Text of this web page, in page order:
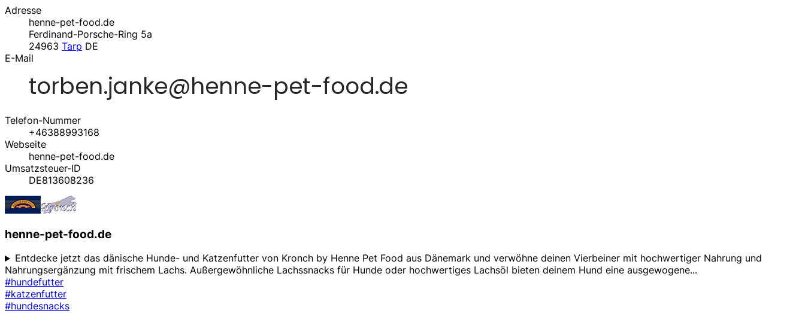
Adresse
henne-pet-food.de
Ferdinand-Porsche-Ring 5a
24963 Tarp DE
E-Mail
Telefon-Nummer
+46388993168
Webseite
henne-pet-food.de
Umsatzsteuer-ID
DE813608236
henne-pet-food.de
Entdecke jetzt das dänische Hunde- und Katzenfutter von Kronch by Henne Pet Food aus Dänemark und verwöhne deinen Vierbeiner mit hochwertiger Nahrung und
Nahrungsergänzung mit frischem Lachs. Außergewöhnliche Lachssnacks für Hunde oder hochwertiges Lachsöl bieten deinem Hund eine ausgewogene...
#hundefutter
#katzenfutter
#hundesnacks